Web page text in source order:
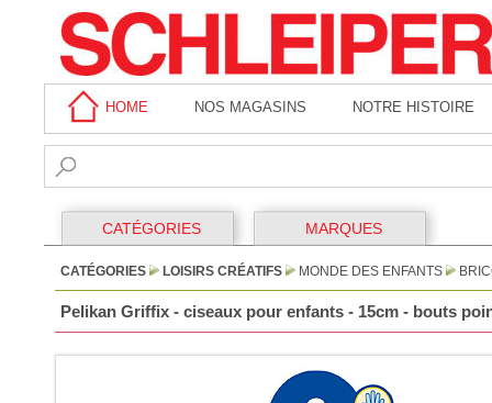
HOME NOS MAGASINS NOTRE HISTOIRE
CATÉGORIES MARQUES
CATÉGORIES LOISIRS CRÉATIFS MONDE DES ENFANTS
Pelikan Griffix - ciseaux pour enfants - 15cm - bouts